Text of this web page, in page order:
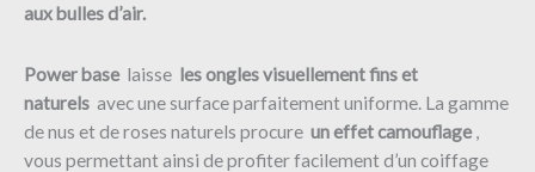
aux bulles d’air.
Power base laisse les ongles visuellement fins et
naturels avec une surface parfaitement uniforme. La gamme
de nus et de roses naturels procure un effet camouflage,
vous permettant ainsi de profiter facilement d’un coiffage